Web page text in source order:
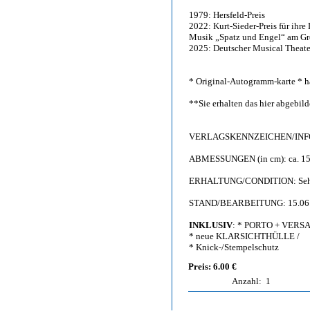
1979: Hersfeld-Preis
2022: Kurt-Sieder-Preis für
Musik „Spatz und Engel“ am
2025: Deutscher Musical
* Original-Autogramm-karte *
**Sie erhalten das hier
VERLAGSKENNZEICHEN/
ABMESSUNGEN (in cm): ca.
ERHALTUNG/CONDITION:
STAND/BEARBEITUNG:
INKLUSIV: * PORTO +
* neue KLARSICHTHÜLLE /
* Knick-/Stempelschutz
Preis: 6.00 €
Anzahl: 1